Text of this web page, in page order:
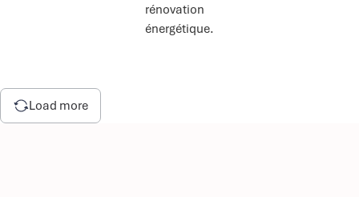
rénovation
énergétique.
Load more